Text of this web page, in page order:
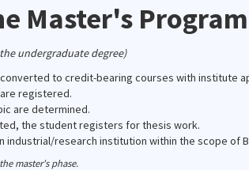
Master's Program
undergraduate degree)
to credit-bearing courses with institute
registered.
are determined.
the student registers for thesis work.
industrial/research institution within the scope of
master's phase.